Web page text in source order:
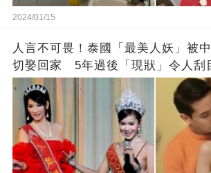
2024/01/15
人言不可畏！泰國「最美人妖」被
切娶回家 5年過後「現狀」令人刮